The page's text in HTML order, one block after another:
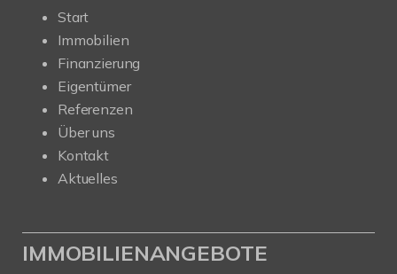
Start
Immobilien
Finanzierung
Eigentümer
Referenzen
Über uns
Kontakt
Aktuelles
IMMOBILIENANGEBOTE